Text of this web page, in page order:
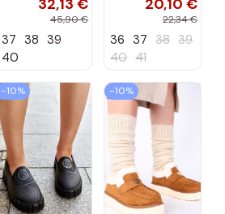
smėlio spalvos
45,90 €
37 38 39
40
kvadratiniu
priekiu Kerawa
22,34 €
36 37 38 39
40 41
−10% −10%